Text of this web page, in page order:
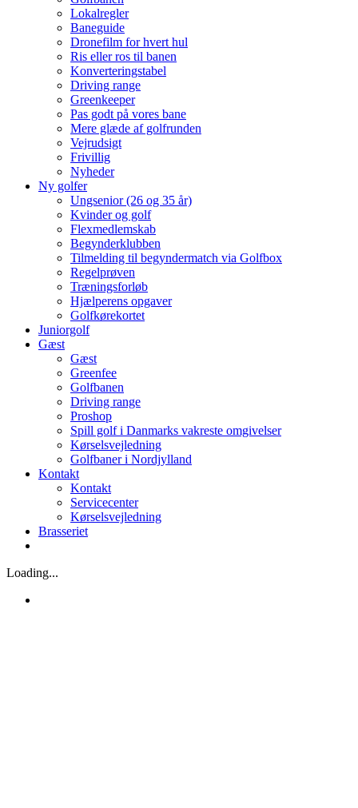
Lokalregler
Baneguide
Dronefilm for hvert hul
Ris eller ros til banen
Konverteringstabel
Driving range
Greenkeeper
Pas godt på vores bane
Mere glæde af golfrunden
Vejrudsigt
Frivillig
Nyheder
Ny golfer
Ungsenior (26 og 35 år)
Kvinder og golf
Flexmedlemskab
Begynderklubben
Tilmelding til begyndermatch via Golfbox
Regelprøven
Træningsforløb
Hjælperens opgaver
Golfkørekortet
Juniorgolf
Gæst
Gæst
Greenfee
Golfbanen
Driving range
Proshop
Spill golf i Danmarks vakreste omgivelser
Kørselsvejledning
Golfbaner i Nordjylland
Kontakt
Kontakt
Servicecenter
Kørselsvejledning
Brasseriet
Loading...